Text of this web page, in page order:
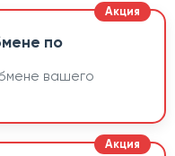
по
вашего